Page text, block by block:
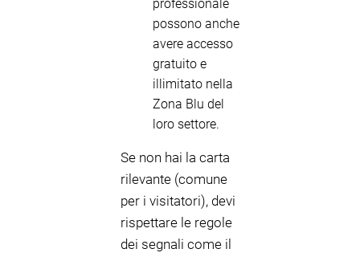
professionale
possono anche
avere accesso
gratuito e
illimitato nella
Zona Blu del
loro settore.
Se non hai la carta
rilevante (comune
per i visitatori), devi
rispettare le regole
dei segnali come il